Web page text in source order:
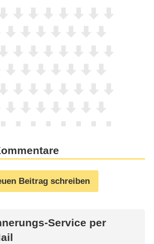
Beitrag schreiben
Service per